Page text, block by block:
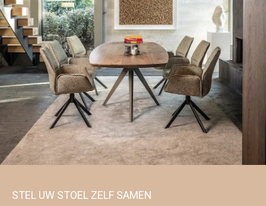
STEL UW STOEL ZELF SAMEN